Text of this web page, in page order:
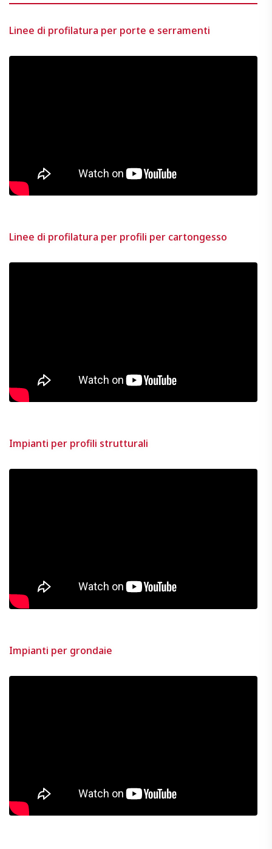
Linee di profilatura per porte e serramenti
Linee di profilatura per profili per cartongesso
Impianti per profili strutturali
Impianti per grondaie